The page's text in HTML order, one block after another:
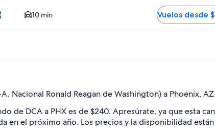
más barata y cercana disponible. El tiempo
10 min Vuelos desde
Nacional Ronald Reagan de Washington) a Phoenix,
de DCA a PHX es de $240. Apresúrate, ya que esta
en el próximo año. Los precios y la disponibilidad